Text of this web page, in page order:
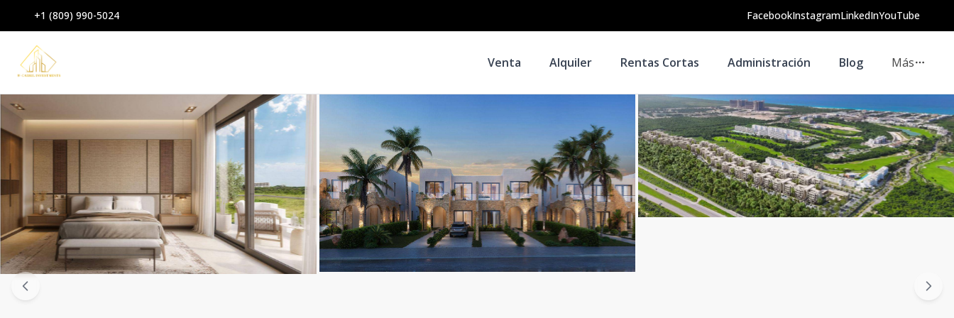
+1 (809) 990-5024 FacebookInstagramLinkedInYouTube
Venta Alquiler Rentas Cortas Administración Blog Más